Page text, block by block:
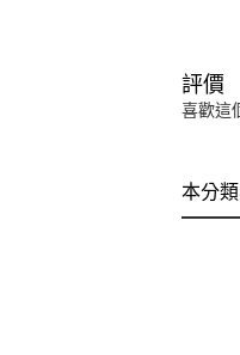
評價
喜歡這
本分